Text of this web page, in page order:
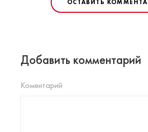
ОСТАВИТЬ
Добавить комментарий
Коментарий